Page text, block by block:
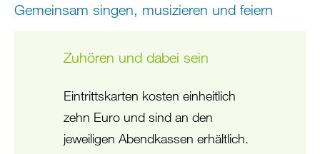
Gemeinsam singen, musizieren und feiern
Zuhören und dabei sein
Eintrittskarten kosten einheitlich
zehn Euro und sind an den
jeweiligen Abendkassen erhältlich.